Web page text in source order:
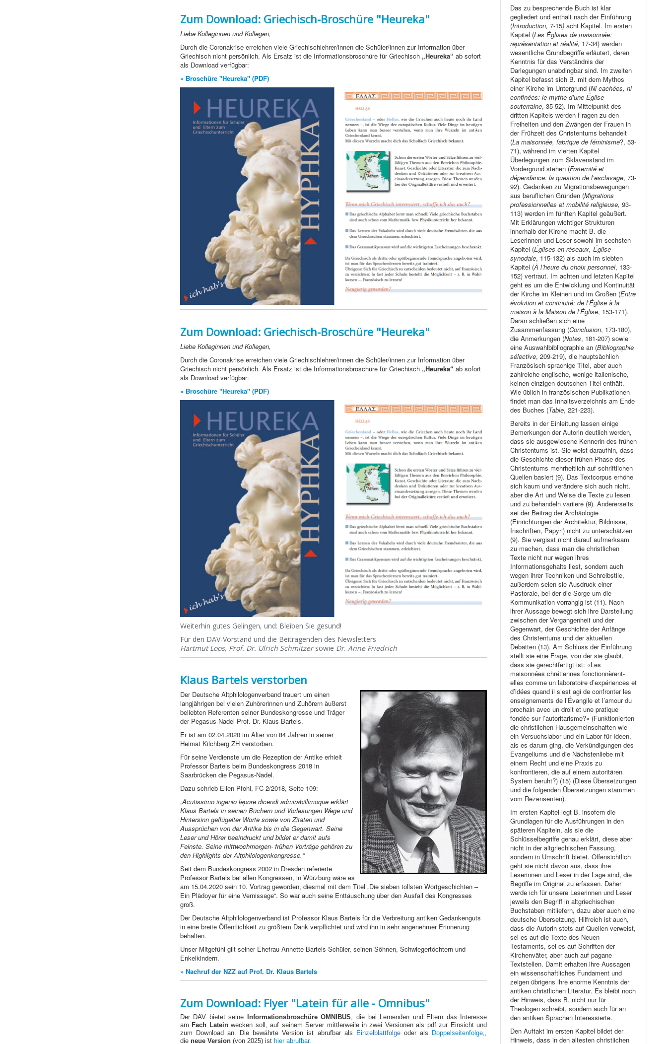
Zum Download: Griechisch-Broschüre "Heureka"
Liebe Kolleginnen und Kollegen,
Durch die Coronakrise erreichen viele Griechischlehrer/innen die Schüler/innen zur Information über
Griechisch nicht persönlich. Als Ersatz ist die Informationsbroschüre für Griechisch„Heureka“ ab sofort
als Download verfügbar:
» Broschüre "Heureka" (PDF)
Zum Download: Griechisch-Broschüre "Heureka"
Liebe Kolleginnen und Kollegen,
Durch die Coronakrise erreichen viele Griechischlehrer/innen die Schüler/innen zur Information über
Griechisch nicht persönlich. Als Ersatz ist die Informationsbroschüre für Griechisch„Heureka“ ab sofort
als Download verfügbar:
» Broschüre "Heureka" (PDF)
Weiterhin gutes Gelingen, und: Bleiben Sie gesund!
Für den DAV-Vorstand und die Beitragenden des Newsletters
Hartmut Loos, Prof. Dr. Ulrich Schmitzersowie Dr. Anne Friedrich
Klaus Bartels verstorben
Der Deutsche Altphilologenverband trauert um einen
langjährigen bei vielen Zuhörerinnen und Zuhörern äußerst
beliebten Referenten seiner Bundeskongresse und Träger
der Pegasus-Nadel Prof. Dr. Klaus Bartels.
Er ist am 02.04.2020 im Alter von 84 Jahren in seiner
Heimat Kilchberg ZH verstorben.
Für seine Verdienste um die Rezeption der Antike erhielt
Professor Bartels beim Bundeskongress 2018 in
Saarbrücken die Pegasus-Nadel.
Dazu schrieb Ellen Pfohl, FC 2/2018, Seite 109:
„Acutissimo ingenio lepore dicendi admirabillimoque erklärt
Klaus Bartels in seinen Büchern und Vorlesungen Wege und
Hintersinn geflügelter Worte sowie von Zitaten und
Aussprüchen von der Antike bis in die Gegenwart. Seine
Leserund Hörer beeindruckt und bildet er damit aufs
Feinste. Seine mittwochmorgen- frühen Vorträge gehören zu
den Highlights der Altphilologenkongresse.“
Seit dem Bundeskongress 2002 in Dresden referierte
Professor Bartels bei allen Kongressen, in Würzburg wäre es
am 15.04.2020 sein 10. Vortrag geworden, diesmal mit dem Titel „Die sieben tollsten Wortgeschichten –
Ein Plädoyer für eine Vernissage“. So war auch seine Enttäuschung über den Ausfall des Kongresses
groß.
Der Deutsche Altphilologenverband ist Professor Klaus Bartels für die Verbreitung antiken Gedankenguts
in eine breite Öffentlichkeit zu größtem Dank verpflichtet und wird ihn in sehr angenehmer Erinnerung
behalten.
Unser Mitgefühl gilt seiner Ehefrau Annette Bartels-Schüler, seinen Söhnen, Schwiegertöchtern und
Enkelkindern.
» Nachruf der NZZ auf Prof. Dr. Klaus Bartels
Zum Download: Flyer "Latein für alle - Omnibus"
Der DAV bietet seine Informationsbroschüre OMNIBUS, die bei Lernenden und Eltern das Interesse
am Fach Lateinwecken soll, auf seinem Server mittlerweile in zwei Versionen als pdf zur Einsicht und
zum Download an. Die bewährte Version ist abrufbar als
Einzelblattfolgeoder als Doppelseitenfolge,,
die neue Version(von 2025) ist hier abrufbar.
Das zu besprechende Buch ist klar
gegliedert und enthält nach der Einführung
(Introduction,7-15)acht Kapitel. Im ersten
Kapitel (Les Églises de maisonnée:
représentation et réalité, 17-34) werden
wesentliche Grundbegriffe erläutert, deren
Kenntnis für das Verständnis der
Darlegungen unabdingbar sind. Im zweiten
Kapitel befasst sich B. mit dem Mythos
einer Kirche im Untergrund (Ni cachées, ni
confinées: le mythe d’une Église
souterraine, 35-52). Im Mittelpunkt des
dritten Kapitels werden Fragen zu den
Freiheiten und den Zwängen der Frauen in
der Frühzeit des Christentums behandelt
(La maisonnée, fabrique de féminisme?, 53-
71), während im vierten Kapitel
Überlegungen zum Sklavenstand im
Vordergrund stehen (Fraternité et
dépendance: la question de l’esclavage, 73-
92). Gedanken zu Migrationsbewegungen
aus beruflichen Gründen (Migrations
professionnelles et mobilité religieuse,93-
113) werden im fünften Kapitel geäußert.
Mit Erklärungen wichtiger Strukturen
innerhalb der Kirche macht B. die
Leserinnen und Leser sowohl im sechsten
Kapitel (Églises en réseaux, Église
synodale, 115-132) als auch im siebten
Kapitel (À l’heure du choix personnel, 133-
152) vertraut. Im achten und letzten Kapitel
geht es um die Entwicklung und Kontinuität
der Kirche im Kleinen und im Großen (Entre
évolution et continuité: de l’Église à la
maison à la Maison de l’Église, 153-171).
Daran schließen sich eine
Zusammenfassung (Conclusion, 173-180),
die Anmerkungen (Notes, 181-207) sowie
eine Auswahlbibliographie an (Bibliographie
sélective, 209-219), die hauptsächlich
Französisch sprachige Titel, aber auch
zahlreiche englische, wenige italienische,
keinen einzigen deutschen Titel enthält.
Wie üblich in französischen Publikationen
findet man das Inhaltsverzeichnis am Ende
des Buches (Table, 221-223).
Bereits in der Einleitung lassen einige
Bemerkungen der Autorin deutlich werden,
dass sie ausgewiesene Kennerin des frühen
Christentums ist. Sie weist daraufhin, dass
die Geschichte dieser frühen Phase des
Christentums mehrheitlich auf schriftlichen
Quellen basiert (9). Das Textcorpus erhöhe
sich kaum und verändere sich auch nicht,
aber die Art und Weise die Texte zu lesen
und zu behandeln variiere (9). Andererseits
sei der Beitrag der Archäologie
(Einrichtungen der Architektur, Bildnisse,
Inschriften, Papyri) nicht zu unterschätzen
(9). Sie vergisst nicht darauf aufmerksam
zu machen, dass man die christlichen
Texte nicht nur wegen ihres
Informationsgehalts liest, sondern auch
wegen ihrer Techniken und Schreibstile,
außerdem seien sie Ausdruck einer
Pastorale, bei der die Sorge um die
Kommunikation vorrangig ist (11). Nach
ihrer Aussage bewegt sich ihre Darstellung
zwischen der Vergangenheit und der
Gegenwart, der Geschichte der Anfänge
des Christentums und der aktuellen
Debatten (13). Am Schluss der Einführung
stellt sie eine Frage, von der sie glaubt,
dass sie gerechtfertigt ist: «Les
maisonnées chrétiennes fonctionnèrent-
elles comme un laboratoire d’expériences et
d’idées quand il s’est agi de confronter les
enseignements de l’Évangile et l’amour du
prochain avec un droit et une pratique
fondée sur l’autoritarisme?» (Funktionierten
die christlichen Hausgemeinschaften wie
ein Versuchslabor und ein Labor für Ideen,
als es darum ging, die Verkündigungen des
Evangeliums und die Nächstenliebe mit
einem Recht und eine Praxis zu
konfrontieren, die auf einem autoritären
System beruht?) (15) (Diese Übersetzungen
und die folgenden Übersetzungen stammen
vom Rezensenten).
Im ersten Kapitel legt B. insofern die
Grundlagen für die Ausführungen in den
späteren Kapiteln, als sie die
Schlüsselbegriffe genau erklärt, diese aber
nicht in der altgriechischen Fassung,
sondern in Umschrift bietet. Offensichtlich
geht sie nicht davon aus, dass ihre
Leserinnen und Leser in der Lage sind, die
Begriffe im Original zu erfassen. Daher
werde ich für unsere Leserinnen und Leser
jeweils den Begriff in altgriechischen
Buchstaben mitliefern, dazu aber auch eine
deutsche Übersetzung. Hilfreich ist auch,
dass die Autorin stets auf Quellen verweist,
sei es auf die Texte des Neuen
Testaments, sei es auf Schriften der
Kirchenväter, aber auch auf pagane
Textstellen. Damit erhalten ihre Aussagen
ein wissenschaftliches Fundament und
zeigen übrigens ihre enorme Kenntnis der
antiken christlichen Literatur. Es bleibt noch
der Hinweis, dass B. nicht nur für
Theologen schreibt, sondern auch für an
den antiken Sprachen Interessierte.
Den Auftakt im ersten Kapitel bildet der
Hinweis, dass in den ältesten christlichen